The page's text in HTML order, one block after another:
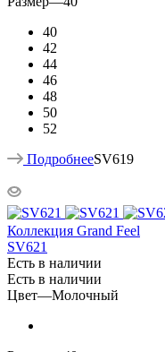
40
42
44
46
48
50
52
ПодробнееSV619
Коллекция Grand Feel
SV621
Есть в наличии
Есть в наличии
Цвет—Молочный